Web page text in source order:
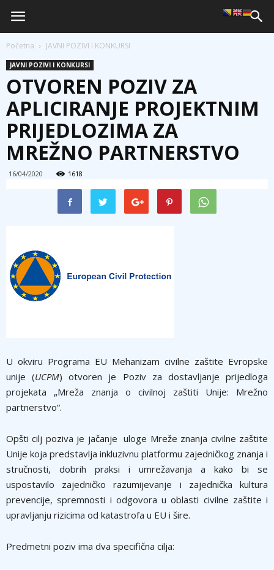
Početna JAVNI POZIVI I KONKURSI
JAVNI POZIVI I KONKURSI
OTVOREN POZIV ZA
APLICIRANJE PROJEKTNIM
PRIJEDLOZIMA ZA
MREŽNO PARTNERSTVO
16/04/2020 1618
U okviru Programa EU Mehanizam civilne zaštite Evropske
unije (UCPM) otvoren je Poziv za dostavljanje prijedloga
projekata „Mreža znanja o civilnoj zaštiti Unije: Mrežno
partnerstvo“.
Opšti cilj poziva je jačanje uloge Mreže znanja civilne zaštite
Unije koja predstavlja inkluzivnu platformu zajedničkog znanja i
stručnosti, dobrih praksi i umrežavanja a kako bi se
uspostavilo zajedničko razumijevanje i zajednička kultura
prevencije, spremnosti i odgovora u oblasti civilne zaštite i
upravljanju rizicima od katastrofa u EU i šire.
Predmetni poziv ima dva specifična cilja: